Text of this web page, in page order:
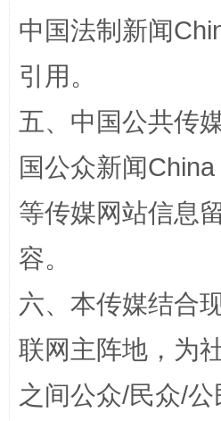
扯下公款旅游的“隐身衣”
中国法制新闻
引用。
五、中国公共传
国公众新闻
等传媒网站信息
容。
六、本传媒结合
联网主阵地，为
之间公众/民众/